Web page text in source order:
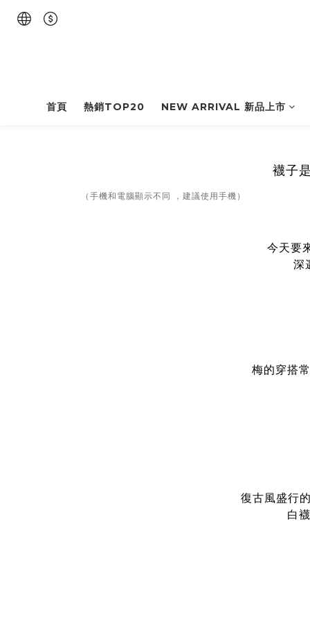
首頁 熱銷TOP20 NEW ARRIVAL 新品上市
襪子
（手機和電腦顯示不同 ，建議使用手機）
今天要
梅的穿搭
復古風盛行
白